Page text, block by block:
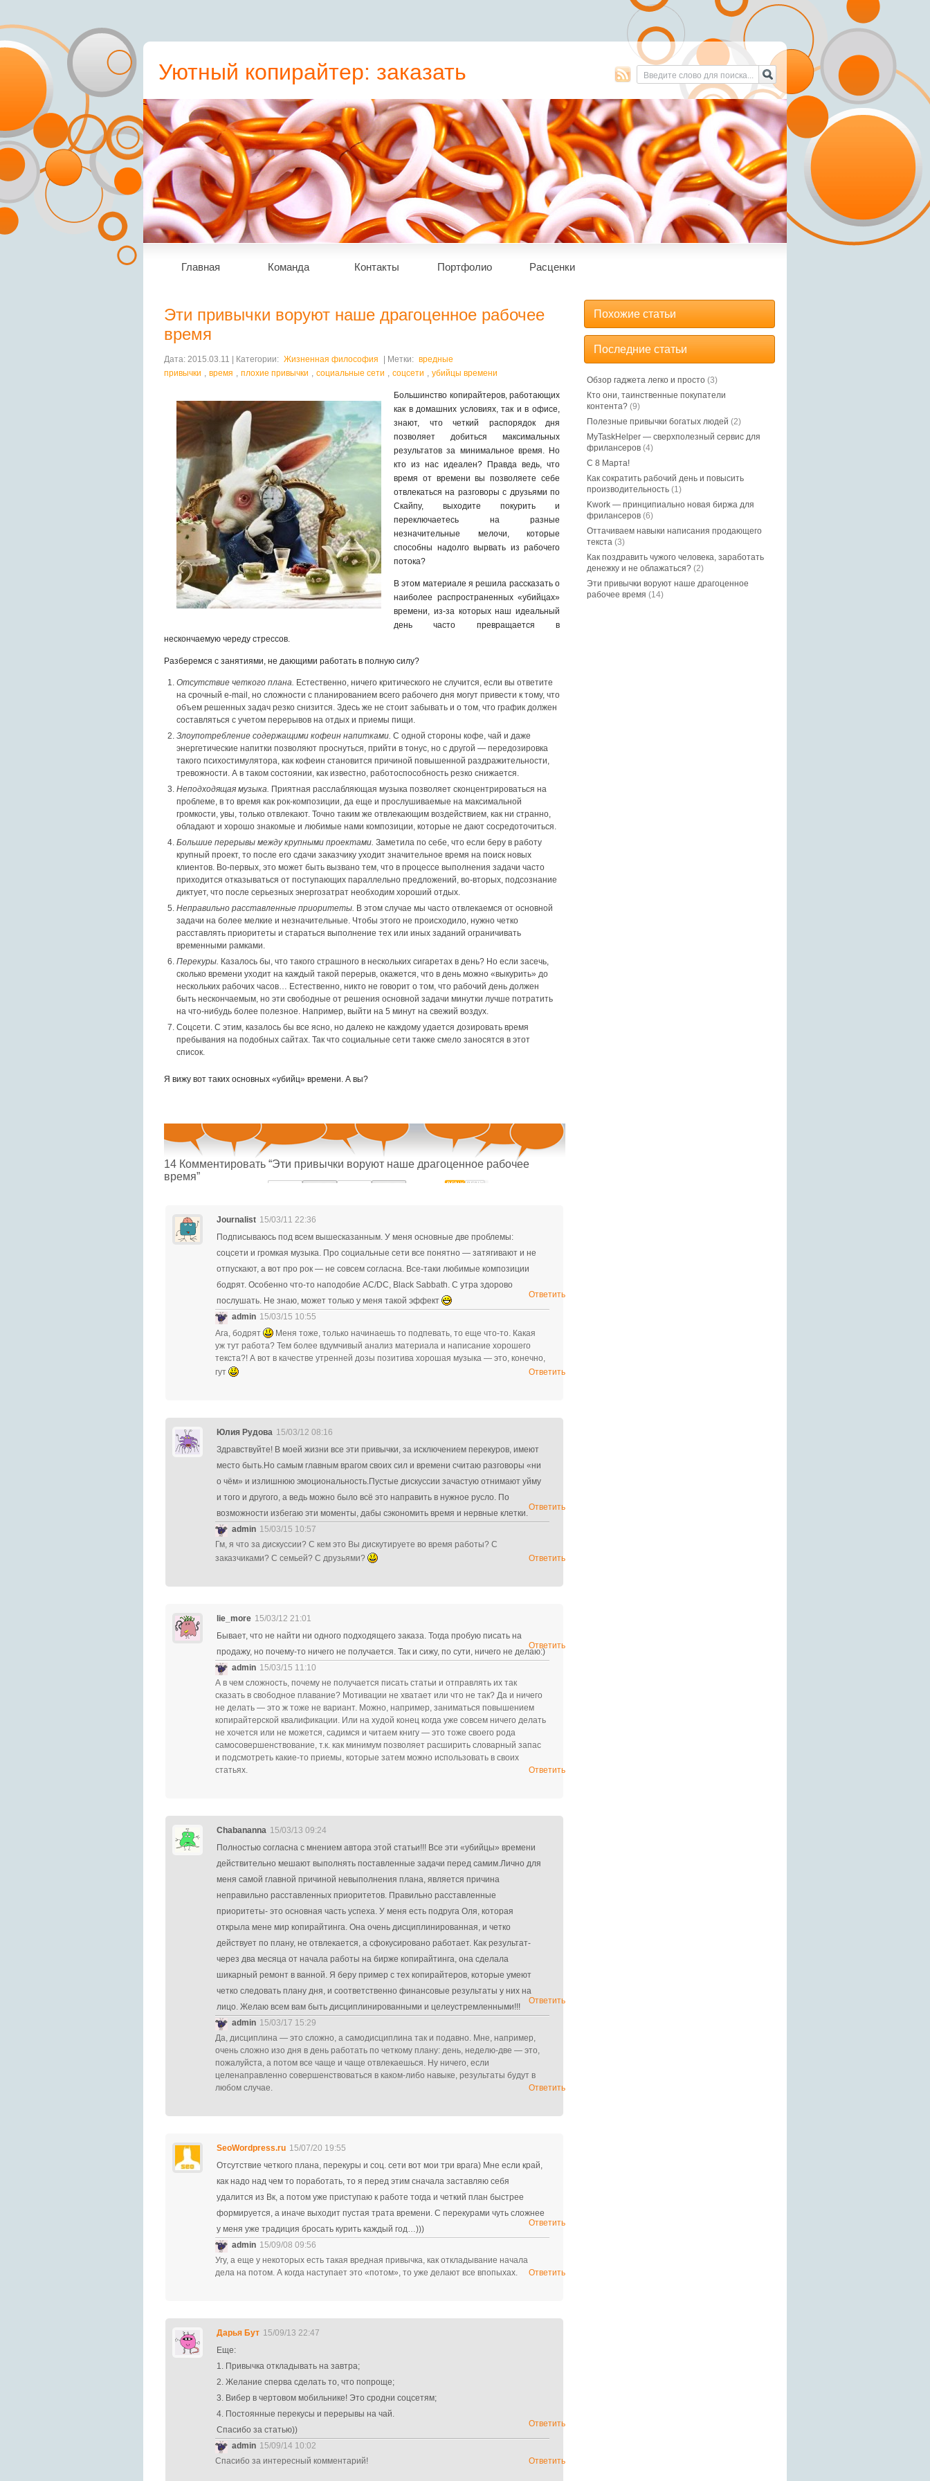
Уютный копирайтер: заказать
пресс-релиз, статьи, рерайт
Главная Команда Контакты Портфолио Расценки
Эти привычки воруют наше драгоценное рабочее
время
Дата: 2015.03.11 | Категории: Жизненная философия | Метки: вредные
привычки , время , плохие привычки , социальные сети , соцсети , убийцы времени
Большинство копирайтеров, работающих
как в домашних условиях, так и в офисе,
знают, что четкий распорядок дня
позволяет добиться максимальных
результатов за минимальное время. Но
кто из нас идеален? Правда ведь, что
время от времени вы позволяете себе
отвлекаться на разговоры с друзьями по
Скайпу, выходите покурить и
переключаетесь на разные
незначительные мелочи, которые
способны надолго вырвать из рабочего
потока?
В этом материале я решила рассказать о
наиболее распространенных «убийцах»
времени, из-за которых наш идеальный
день часто превращается в
нескончаемую череду стрессов.
Разберемся с занятиями, не дающими работать в полную силу?
Отсутствие четкого плана. Естественно, ничего критического не случится, если вы ответите
на срочный e-mail, но сложности с планированием всего рабочего дня могут привести к тому, что
объем решенных задач резко снизится. Здесь же не стоит забывать и о том, что график должен
составляться с учетом перерывов на отдых и приемы пищи.
Злоупотребление содержащими кофеин напитками. С одной стороны кофе, чай и даже
энергетические напитки позволяют проснуться, прийти в тонус, но с другой — передозировка
такого психостимулятора, как кофеин становится причиной повышенной раздражительности,
тревожности. А в таком состоянии, как известно, работоспособность резко снижается.
Неподходящая музыка. Приятная расслабляющая музыка позволяет сконцентрироваться на
проблеме, в то время как рок-композиции, да еще и прослушиваемые на максимальной
громкости, увы, только отвлекают. Точно таким же отвлекающим воздействием, как ни странно,
обладают и хорошо знакомые и любимые нами композиции, которые не дают сосредоточиться.
Большие перерывы между крупными проектами. Заметила по себе, что если беру в работу
крупный проект, то после его сдачи заказчику уходит значительное время на поиск новых
клиентов. Во-первых, это может быть вызвано тем, что в процессе выполнения задачи часто
приходится отказываться от поступающих параллельно предложений, во-вторых, подсознание
диктует, что после серьезных энергозатрат необходим хороший отдых.
Неправильно расставленные приоритеты. В этом случае мы часто отвлекаемся от основной
задачи на более мелкие и незначительные. Чтобы этого не происходило, нужно четко
расставлять приоритеты и стараться выполнение тех или иных заданий ограничивать
временными рамками.
Перекуры. Казалось бы, что такого страшного в нескольких сигаретах в день? Но если засечь,
сколько времени уходит на каждый такой перерыв, окажется, что в день можно «выкурить» до
нескольких рабочих часов… Естественно, никто не говорит о том, что рабочий день должен
быть нескончаемым, но эти свободные от решения основной задачи минутки лучше потратить
на что-нибудь более полезное. Например, выйти на 5 минут на свежий воздух.
Соцсети. С этим, казалось бы все ясно, но далеко не каждому удается дозировать время
пребывания на подобных сайтах. Так что социальные сети также смело заносятся в этот
список.
Я вижу вот таких основных «убийц» времени. А вы?
14 Комментировать “Эти привычки воруют наше драгоценное рабочее
время”
Journalist 15/03/11 22:36
Подписываюсь под всем вышесказанным. У меня основные две проблемы:
соцсети и громкая музыка. Про социальные сети все понятно — затягивают и не
отпускают, а вот про рок — не совсем согласна. Все-таки любимые композиции
бодрят. Особенно что-то наподобие AC/DC, Black Sabbath. С утра здорово
послушать. Не знаю, может только у меня такой эффект
Ответить
admin 15/03/15 10:55
Ага, бодрят
Меня тоже, только начинаешь то подпевать, то еще что-то. Какая
уж тут работа? Тем более вдумчивый анализ материала и написание хорошего
текста?! А вот в качестве утренней дозы позитива хорошая музыка — это, конечно,
гут
Ответить
Юлия Рудова 15/03/12 08:16
Здравствуйте! В моей жизни все эти привычки, за исключением перекуров, имеют
место быть.Но самым главным врагом своих сил и времени считаю разговоры «ни
о чём» и излишнюю эмоциональность.Пустые дискуссии зачастую отнимают уйму
и того и другого, а ведь можно было всё это направить в нужное русло. По
возможности избегаю эти моменты, дабы сэкономить время и нервные клетки.
Ответить
admin 15/03/15 10:57
Гм, я что за дискуссии? С кем это Вы дискутируете во время работы? С
заказчиками? С семьей? С друзьями?
Ответить
lie_more 15/03/12 21:01
Бывает, что не найти ни одного подходящего заказа. Тогда пробую писать на
продажу, но почему-то ничего не получается. Так и сижу, по сути, ничего не делаю:)
Ответить
admin 15/03/15 11:10
А в чем сложность, почему не получается писать статьи и отправлять их так
сказать в свободное плавание? Мотивации не хватает или что не так? Да и ничего
не делать — это ж тоже не вариант. Можно, например, заниматься повышением
копирайтерской квалификации. Или на худой конец когда уже совсем ничего делать
не хочется или не можется, садимся и читаем книгу — это тоже своего рода
самосовершенствование, т.к. как минимум позволяет расширить словарный запас
и подсмотреть какие-то приемы, которые затем можно использовать в своих
статьях.
Ответить
Chabananna 15/03/13 09:24
Полностью согласна с мнением автора этой статьи!!! Все эти «убийцы» времени
действительно мешают выполнять поставленные задачи перед самим.Лично для
меня самой главной причиной невыполнения плана, является причина
неправильно расставленных приоритетов. Правильно расставленные
приоритеты- это основная часть успеха. У меня есть подруга Оля, которая
открыла мене мир копирайтинга. Она очень дисциплинированная, и четко
действует по плану, не отвлекается, а сфокусировано работает. Как результат-
через два месяца от начала работы на бирже копирайтинга, она сделала
шикарный ремонт в ванной. Я беру пример с тех копирайтеров, которые умеют
четко следовать плану дня, и соответственно финансовые результаты у них на
лицо. Желаю всем вам быть дисциплинированными и целеустремленными!!!
Ответить
admin 15/03/17 15:29
Да, дисциплина — это сложно, а самодисциплина так и подавно. Мне, например,
очень сложно изо дня в день работать по четкому плану: день, неделю-две — это,
пожалуйста, а потом все чаще и чаще отвлекаешься. Ну ничего, если
целенаправленно совершенствоваться в каком-либо навыке, результаты будут в
любом случае.
Ответить
SeoWordpress.ru 15/07/20 19:55
Отсутствие четкого плана, перекуры и соц. сети вот мои три врага) Мне если край,
как надо над чем то поработать, то я перед этим сначала заставляю себя
удалится из Вк, а потом уже приступаю к работе тогда и четкий план быстрее
формируется, а иначе выходит пустая трата времени. С перекурами чуть сложнее
у меня уже традиция бросать курить каждый год…)))
Ответить
admin 15/09/08 09:56
Угу, а еще у некоторых есть такая вредная привычка, как откладывание начала
дела на потом. А когда наступает это «потом», то уже делают все впопыхах.
Ответить
Дарья Бут 15/09/13 22:47
Еще:
1. Привычка откладывать на завтра;
2. Желание сперва сделать то, что попроще;
3. Вибер в чертовом мобильнике! Это сродни соцсетям;
4. Постоянные перекусы и перерывы на чай.
Спасибо за статью))
Ответить
admin 15/09/14 10:02
Спасибо за интересный комментарий!
Ответить
Похожие статьи
Последние статьи
Обзор гаджета легко и просто (3)
Кто они, таинственные покупатели
контента? (9)
Полезные привычки богатых людей (2)
MyTaskHelper — сверхполезный сервис для
фрилансеров (4)
С 8 Марта!
Как сократить рабочий день и повысить
производительность (1)
Kwork — принципиально новая биржа для
фрилансеров (6)
Оттачиваем навыки написания продающего
текста (3)
Как поздравить чужого человека, заработать
денежку и не облажаться? (2)
Эти привычки воруют наше драгоценное
рабочее время (14)